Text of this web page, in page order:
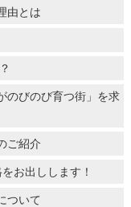
由とは
のびのび育つ街」を求
ご紹介
お出しします！
ついて